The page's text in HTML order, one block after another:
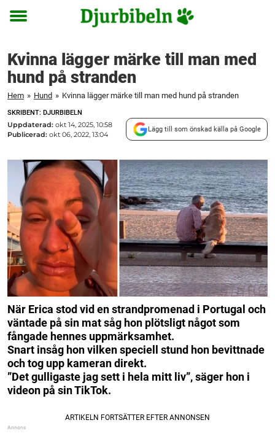
Toggle
Kvinna lägger märke till man med
hund på stranden
Hem » Hund » Kvinna lägger märke till man med hund på stranden
SKRIBENT: DJURBIBELN
Uppdaterad: okt 14, 2025, 10:58
Publicerad: okt 06, 2022, 13:04
Lägg till som önskad källa på Google
När Erica stod vid en strandpromenad i Portugal och
väntade på sin mat såg hon plötsligt något som
fångade hennes uppmärksamhet.
Snart insåg hon vilken speciell stund hon bevittnade
och tog upp kameran direkt.
”Det gulligaste jag sett i hela mitt liv”, säger hon i
videon på sin TikTok.